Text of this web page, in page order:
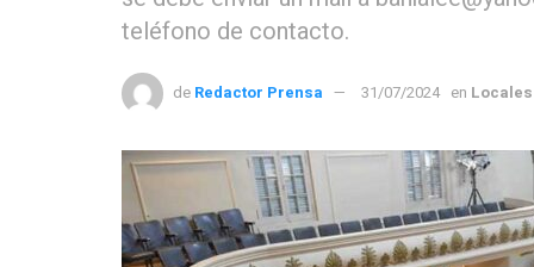
teléfono de contacto.
de Redactor Prensa 31/07/2024 en Locales